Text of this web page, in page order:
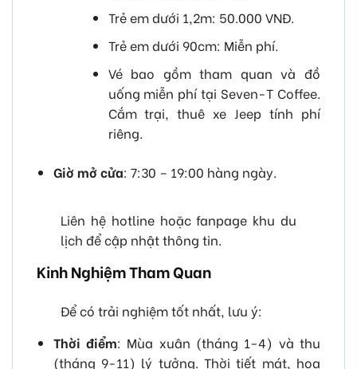
Trẻ em dưới 1,2m: 50.000 VNĐ.
Trẻ em dưới 90cm: Miễn phí.
Vé bao gồm tham quan và đồ
uống miễn phí tại Seven-T Coffee.
Cắm trại, thuê xe Jeep tính phí
riêng.
Giờ mở cửa: 7:30 – 19:00 hàng ngày.
Liên hệ hotline hoặc fanpage khu du
lịch để cập nhật thông tin.
Kinh Nghiệm Tham Quan
Để có trải nghiệm tốt nhất, lưu ý:
Thời điểm: Mùa xuân (tháng 1-4) và thu
(tháng 9-11) lý tưởng. Thời tiết mát, hoa